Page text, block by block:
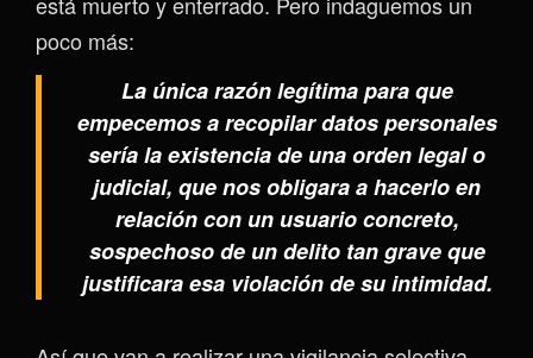
poco más:
La única razón legítima para que
empecemos a recopilar datos personales
sería la existencia de una orden legal o
judicial, que nos obligara a hacerlo en
relación con un usuario concreto,
sospechoso de un delito tan grave que
justificara esa violación de su intimidad.